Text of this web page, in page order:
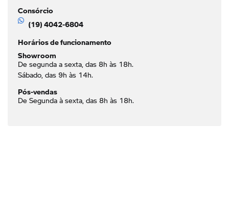
Consórcio
(19) 4042-6804
Horários de funcionamento
Showroom
De segunda a sexta, das 8h às 18h.
Sábado, das 9h às 14h.
Pós-vendas
De Segunda à sexta, das 8h às 18h.